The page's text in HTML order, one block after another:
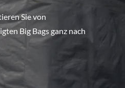
Sie von
Big Bags ganz nach